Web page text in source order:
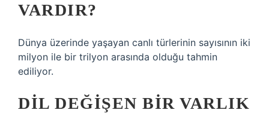
VARDIR?
Dünya üzerinde yaşayan canlı türlerinin sayısının iki
milyon ile bir trilyon arasında olduğu tahmin
ediliyor.
DIL DEĞIŞEN BIR VARLIK